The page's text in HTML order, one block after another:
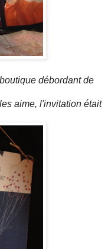
débordant de
aime, l'invitation était